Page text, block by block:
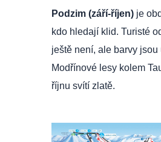
Podzim (září-říjen)je
kdo hledají klid. Turisté
ještě není, ale barvy jsou
Modřínové lesy kolem
říjnu svítí zlatě.